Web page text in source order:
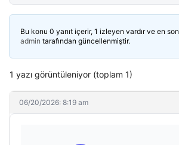
Bu konu 0 yanıt içerir, 1 izleyen vardır ve en son
admin tarafından güncellenmiştir.
1 yazı görüntüleniyor (toplam 1)
06/20/2026: 8:19 am